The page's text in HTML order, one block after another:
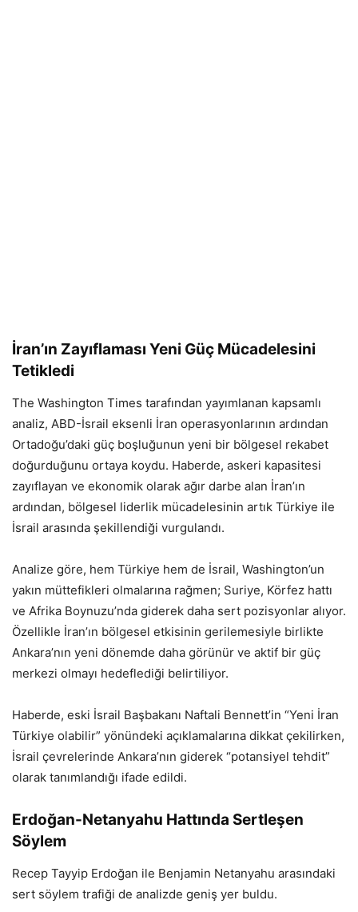
İran’ın Zayıflaması Yeni Güç Mücadelesini
Tetikledi
The Washington Times tarafından yayımlanan kapsamlı
analiz, ABD-İsrail eksenli İran operasyonlarının ardından
Ortadoğu’daki güç boşluğunun yeni bir bölgesel rekabet
doğurduğunu ortaya koydu. Haberde, askeri kapasitesi
zayıflayan ve ekonomik olarak ağır darbe alan İran’ın
ardından, bölgesel liderlik mücadelesinin artık Türkiye ile
İsrail arasında şekillendiği vurgulandı.
Analize göre, hem Türkiye hem de İsrail, Washington’un
yakın müttefikleri olmalarına rağmen; Suriye, Körfez hattı
ve Afrika Boynuzu’nda giderek daha sert pozisyonlar alıyor.
Özellikle İran’ın bölgesel etkisinin gerilemesiyle birlikte
Ankara’nın yeni dönemde daha görünür ve aktif bir güç
merkezi olmayı hedeflediği belirtiliyor.
Haberde, eski İsrail Başbakanı Naftali Bennett’in “Yeni İran
Türkiye olabilir” yönündeki açıklamalarına dikkat çekilirken,
İsrail çevrelerinde Ankara’nın giderek “potansiyel tehdit”
olarak tanımlandığı ifade edildi.
Erdoğan-Netanyahu Hattında Sertleşen
Söylem
Recep Tayyip Erdoğan ile Benjamin Netanyahu arasındaki
sert söylem trafiği de analizde geniş yer buldu.